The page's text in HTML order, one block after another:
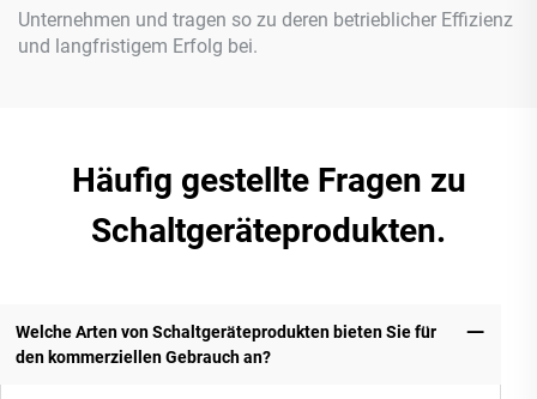
Unternehmen und tragen so zu deren betrieblicher Effizienz
und langfristigem Erfolg bei.
Häufig gestellte Fragen zu
Schaltgeräteprodukten.
Welche Arten von Schaltgeräteprodukten bieten Sie für
den kommerziellen Gebrauch an?